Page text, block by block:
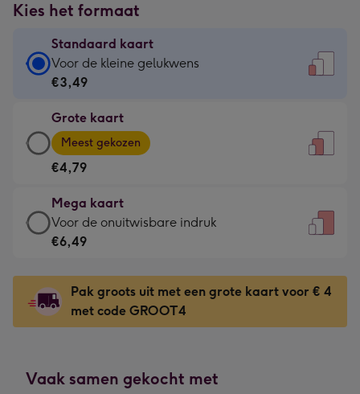
Kies het formaat
Standaard kaart
Standaard
kaart
€3,49
-
Voor
kleine
gelukwens
-
120
x
160
mm
Voor de kleine gelukwens
€3,49
Grote kaart
Grote
kaart
-
€4,79
-
Meest
gekozen
Dimensions:
167
x
Meest gekozen
€4,79
Mega kaart
Mega
kaart
€6,49
-
Voor
indruk
Voor de onuitwisbare indruk
€6,49
Pak groots uit met een grote kaart voor € 4
met code GROOT4
Vaak samen gekocht met